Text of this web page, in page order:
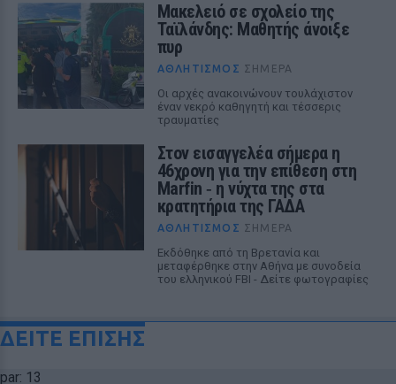
Μακελειό σε σχολείο της
Ταϊλάνδης: Μαθητής άνοιξε
πυρ
ΑΘΛΗΤΙΣΜΌΣ ΣΉΜΕΡΑ
Οι αρχές ανακοινώνουν τουλάχιστον
έναν νεκρό καθηγητή και τέσσερις
τραυματίες
Στον εισαγγελέα σήμερα η
46χρονη για την επίθεση στη
Marfin ‑ η νύχτα της στα
κρατητήρια της ΓΑΔΑ
ΑΘΛΗΤΙΣΜΌΣ ΣΉΜΕΡΑ
Εκδόθηκε από τη Βρετανία και
μεταφέρθηκε στην Αθήνα με συνοδεία
του ελληνικού FBI - Δείτε φωτογραφίες
ΔΕΙΤΕ ΕΠΙΣΗΣ
par: 13